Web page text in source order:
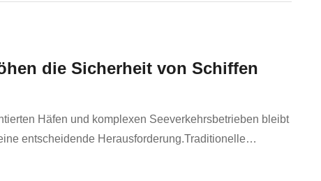
die Sicherheit von Schiffen
Häfen und komplexen Seeverkehrsbetrieben bleibt
entscheidende Herausforderung.Traditionelle